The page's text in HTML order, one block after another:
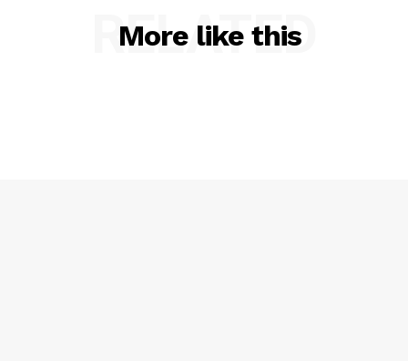
More like this
RELATED